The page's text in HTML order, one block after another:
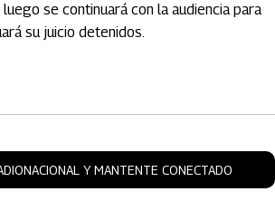
se continuará con la audiencia para
su juicio detenidos.
Y MANTENTE CONECTADO